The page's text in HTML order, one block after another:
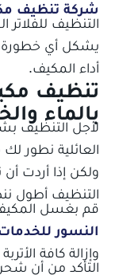
شركة تنظيف
التنظيف للفلاتر
يشكل أي
أداء المكيف.
تنظيف
بالماء
لأجل التنظيف
العائلية نطور
ولكن إذا أردت
التنظيف أطول
قم بغسل
النسور للخدمات
وإزالة كافة
التأكد من أن